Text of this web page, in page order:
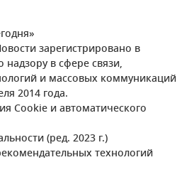
зарегистрировано в
в сфере связи,
и массовых коммуникаций
2014 года.
Cookie и автоматического
(ред. 2023 г.)
технологий